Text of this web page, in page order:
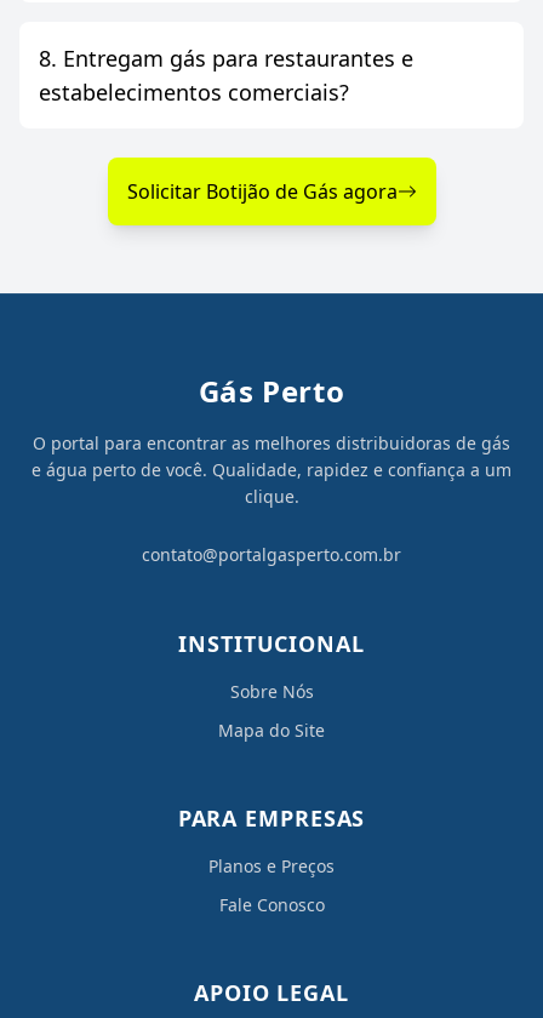
8. Entregam gás para restaurantes e
estabelecimentos comerciais?
Solicitar Botijão de Gás agora
Gás Perto
O portal para encontrar as melhores distribuidoras de gás
e água perto de você. Qualidade, rapidez e confiança a um
clique.
contato@portalgasperto.com.br
INSTITUCIONAL
Sobre Nós
Mapa do Site
PARA EMPRESAS
Planos e Preços
Fale Conosco
APOIO LEGAL